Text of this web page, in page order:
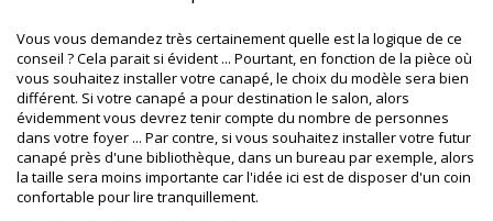
Vous vous demandez très certainement quelle est la logique de ce
conseil ? Cela parait si évident ... Pourtant, en fonction de la pièce où
vous souhaitez installer votre canapé, le choix du modèle sera bien
différent. Si votre canapé a pour destination le salon, alors
évidemment vous devrez tenir compte du nombre de personnes
dans votre foyer ... Par contre, si vous souhaitez installer votre futur
canapé près d'une bibliothèque, dans un bureau par exemple, alors
la taille sera moins importante car l'idée ici est de disposer d'un coin
confortable pour lire tranquillement.